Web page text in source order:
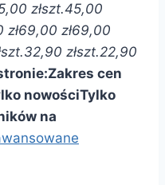
złszt.45,00
zł69,00 zł69,00
szt.32,90 złszt.22,90
Zakres cen
nowościTylko
na